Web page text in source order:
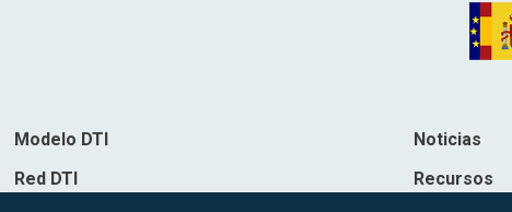
Modelo DTI
Red DTI
Noticias
Recursos